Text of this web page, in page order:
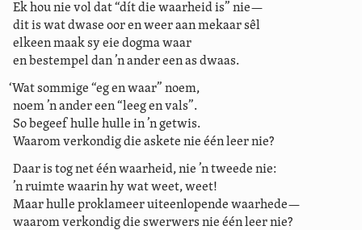
Ek hou nie vol dat “dít die waarheid is” nie—
dit is wat dwase oor en weer aan mekaar sêl
elkeen maak sy eie dogma waar
en bestempel dan ’n ander een as dwaas.
‘Wat sommige “eg en waar” noem,
noem ’n ander een “leeg en vals”.
So begeef hulle hulle in ’n getwis.
Waarom verkondig die askete nie één leer nie?
Daar is tog net één waarheid, nie ’n tweede nie:
’n ruimte waarin hy wat weet, weet!
Maar hulle proklameer uiteenlopende waarhede—
waarom verkondig die swerwers nie één leer nie?